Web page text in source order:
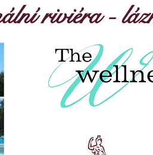
riviéra -